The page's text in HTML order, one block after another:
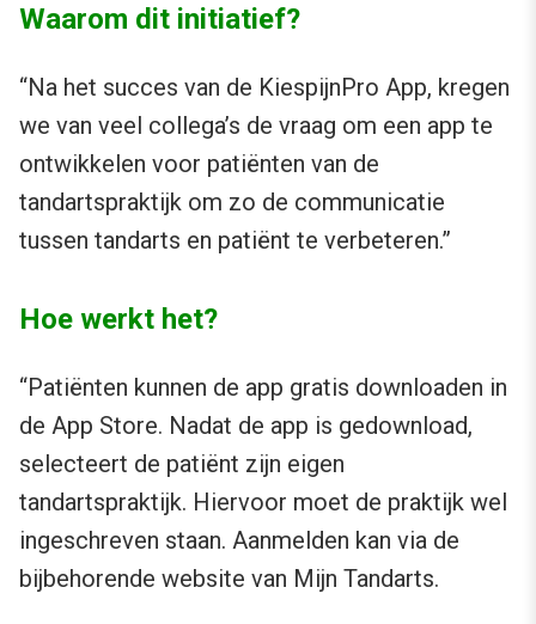
Waarom dit initiatief?
“Na het succes van de KiespijnPro App, kregen
we van veel collega’s de vraag om een app te
ontwikkelen voor patiënten van de
tandartspraktijk om zo de communicatie
tussen tandarts en patiënt te verbeteren.”
Hoe werkt het?
“Patiënten kunnen de app gratis downloaden in
de App Store. Nadat de app is gedownload,
selecteert de patiënt zijn eigen
tandartspraktijk. Hiervoor moet de praktijk wel
ingeschreven staan. Aanmelden kan via de
bijbehorende website van Mijn Tandarts.